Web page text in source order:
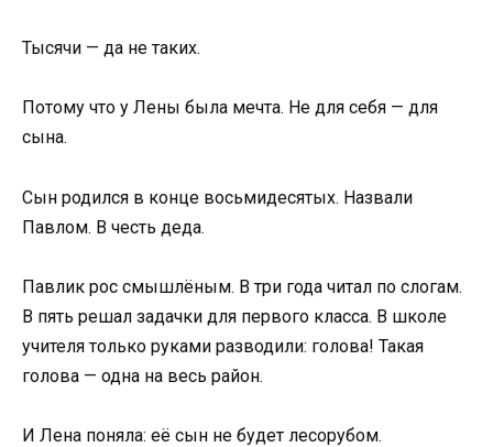
Тысячи — да не таких.
Потому что у Лены была мечта. Не для себя — для
сына.
Сын родился в конце восьмидесятых. Назвали
Павлом. В честь деда.
Павлик рос смышлёным. В три года читал по слогам.
В пять решал задачки для первого класса. В школе
учителя только руками разводили: голова! Такая
голова — одна на весь район.
И Лена поняла: её сын не будет лесорубом.